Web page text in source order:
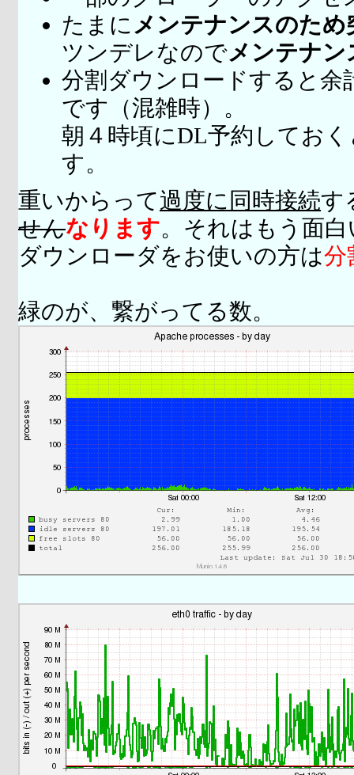
たまに メンテナンスのため
ツンデレなのでメンテナ
分割ダウンロードすると余
です（混雑時）。
朝４時頃にDL予約してお
す。
重いからって過度に同時接続す
せんなります。それはもう面
ダウンローダをお使いの方は分
緑のが、繋がってる数。